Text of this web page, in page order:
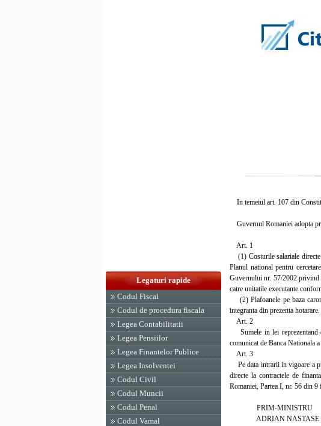
Legaturi rapide
Codul Fiscal
Codul de procedura fiscala
Legea Contabilitatii
Legea Pensiilor
Legea Finantelor Publice
Legea Insolventei
Codul Civil
Codul Muncii
Codul Penal
Codul Vamal
In temeiul art. 107 din
Guvernul Romaniei adopta
Art. 1
(1) Costurile salariale directe
Planul national pentru
Guvernului nr. 57/2002 privind
catre unitatile executante
(2) Plafoanele pe baza
integranta din prezenta hotarare.
Art. 2
Sumele in lei reprezentand
comunicat de Banca Nationala
Art. 3
Pe data intrarii in vigoare a
directe la contractele de
Romaniei, Partea I, nr. 56 din
PRIM-MINISTRU
ADRIAN NASTASE